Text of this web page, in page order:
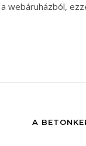
webáruházból,
A